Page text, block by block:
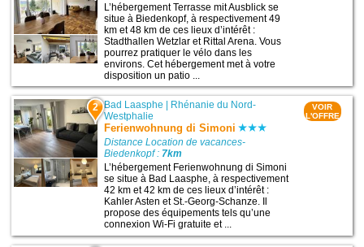
L’hébergement Terrasse mit Ausblick se
situe à Biedenkopf, à respectivement 49
km et 48 km de ces lieux d’intérêt :
Stadthallen Wetzlar et Rittal Arena. Vous
pourrez pratiquer le vélo dans les
environs. Cet hébergement met à votre
disposition un patio ...
2 Bad Laasphe
Rhénanie du Nord-
Westphalie
Ferienwohnung di Simoni
Distance Location de vacances-
Biedenkopf : 7km
L’hébergement Ferienwohnung di Simoni
se situe à Bad Laasphe, à respectivement
42 km et 42 km de ces lieux d’intérêt :
Kahler Asten et St.-Georg-Schanze. Il
propose des équipements tels qu’une
connexion Wi-Fi gratuite et ...
VOIR
L'OFFRE